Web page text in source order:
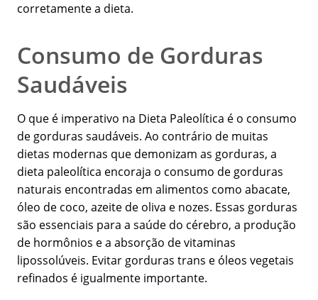
corretamente a dieta.
Consumo de Gorduras
Saudáveis
O que é imperativo na Dieta Paleolítica é o consumo
de gorduras saudáveis. Ao contrário de muitas
dietas modernas que demonizam as gorduras, a
dieta paleolítica encoraja o consumo de gorduras
naturais encontradas em alimentos como abacate,
óleo de coco, azeite de oliva e nozes. Essas gorduras
são essenciais para a saúde do cérebro, a produção
de hormônios e a absorção de vitaminas
lipossolúveis. Evitar gorduras trans e óleos vegetais
refinados é igualmente importante.